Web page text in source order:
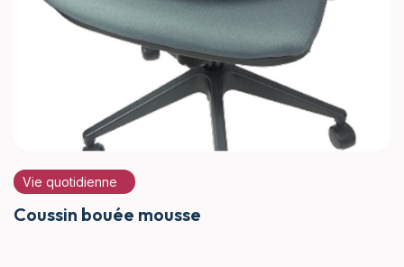
Vie quotidienne
Coussin bouée mousse